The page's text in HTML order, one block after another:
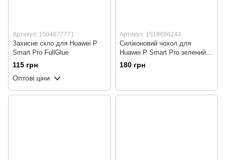
Артикул: 1504677771
Захисне скло для Huawei P
Smart Pro FullGlue
115 грн
Оптові ціни
Артикул: 1518686243
Силіконовий чохол для
Huawei P Smart Pro зелений
Soft Silicone Case Full
(бампер)
180 грн